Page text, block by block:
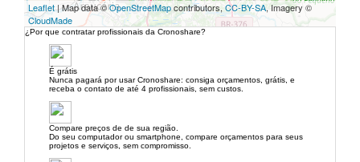
Leaflet| Map data ©OpenStreetMapcontributors, CC-BY-SA, Imagery ©
CloudMade
¿Por que contratar profissionais da Cronoshare?
É grátis
Nunca pagará por usar Cronoshare: consiga orçamentos, grátis, e
receba o contato de até 4 profissionais, sem custos.
Compare preços de de sua região.
Do seu computador ou smartphone, compare orçamentos para seus
projetos e serviços, sem compromisso.